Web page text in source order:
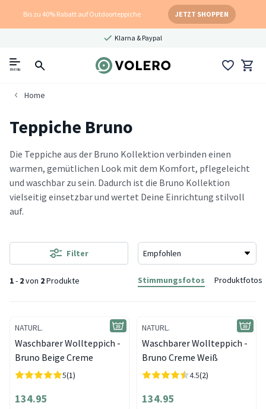
Bis zu 40% Rabatt auf Outdoorteppiche JETZT SHOPPEN
Klarna & Paypal
menu
Home
Teppiche Bruno
Die Teppiche aus der Bruno Kollektion verbinden einen
warmen, gemütlichen Look mit dem Komfort, pflegeleicht
und waschbar zu sein. Dadurch ist die Bruno Kollektion
vielseitig einsetzbar und wertet Deine Einrichtung stilvoll
auf.
1- 2von 2Produkte
Filter
Stimmungsfotos Produktfotos
NATURL.
Waschbarer Wollteppich -
Bruno Beige Creme
5(1)
134.95
NATURL.
Waschbarer Wollteppich -
Bruno Creme Weiß
4.5(2)
134.95